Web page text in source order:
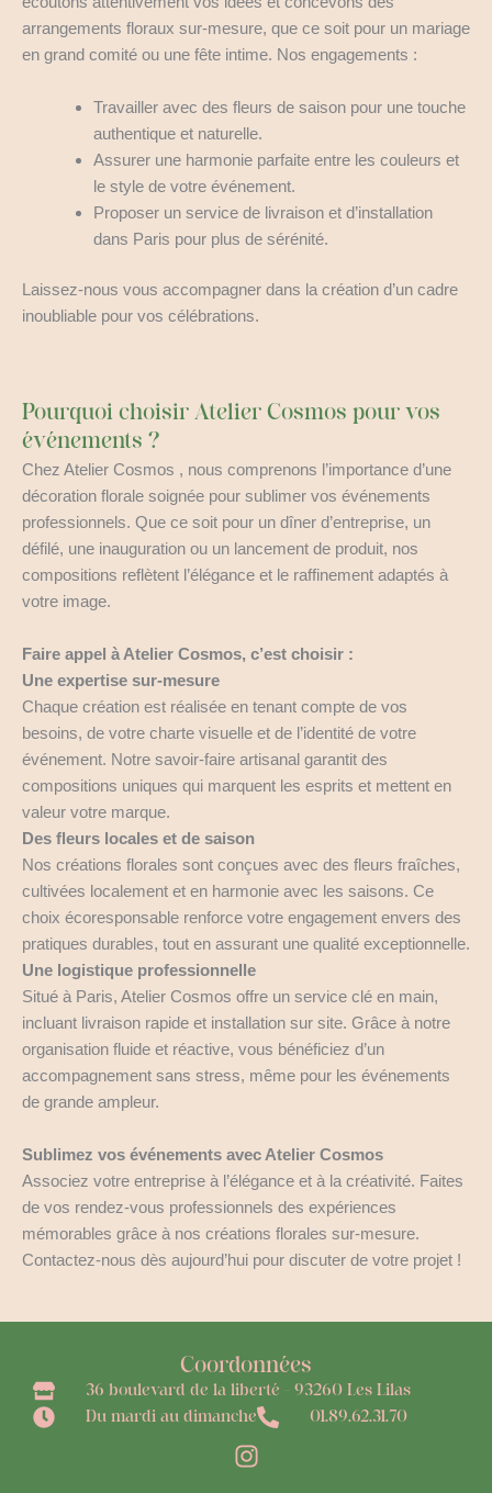
arrangements floraux sur-mesure, que ce soit pour un mariage
en grand comité ou une fête intime. Nos engagements :
Travailler avec des fleurs de saison pour une touche
authentique et naturelle.
Assurer une harmonie parfaite entre les couleurs et
le style de votre événement.
Proposer un service de livraison et d’installation
dans Paris pour plus de sérénité.
Laissez-nous vous accompagner dans la création d’un cadre
inoubliable pour vos célébrations.
Pourquoi choisir Atelier Cosmos pour vos
événements ?
Chez Atelier Cosmos , nous comprenons l’importance d’une
décoration florale soignée pour sublimer vos événements
professionnels. Que ce soit pour un dîner d’entreprise, un
défilé, une inauguration ou un lancement de produit, nos
compositions reflètent l’élégance et le raffinement adaptés à
votre image.
Faire appel à Atelier Cosmos, c’est choisir :
Une expertise sur-mesure
Chaque création est réalisée en tenant compte de vos
besoins, de votre charte visuelle et de l’identité de votre
événement. Notre savoir-faire artisanal garantit des
compositions uniques qui marquent les esprits et mettent en
valeur votre marque.
Des fleurs locales et de saison
Nos créations florales sont conçues avec des fleurs fraîches,
cultivées localement et en harmonie avec les saisons. Ce
choix écoresponsable renforce votre engagement envers des
pratiques durables, tout en assurant une qualité exceptionnelle.
Une logistique professionnelle
Situé à Paris, Atelier Cosmos offre un service clé en main,
incluant livraison rapide et installation sur site. Grâce à notre
organisation fluide et réactive, vous bénéficiez d’un
accompagnement sans stress, même pour les événements
de grande ampleur.
Sublimez vos événements avec Atelier Cosmos
Associez votre entreprise à l’élégance et à la créativité. Faites
de vos rendez-vous professionnels des expériences
mémorables grâce à nos créations florales sur-mesure.
Contactez-nous dès aujourd’hui pour discuter de votre projet !
Coordonnées
36 boulevard de la liberté - 93260 Les Lilas
Du mardi au dimanche
01.89.62.31.70
I
n